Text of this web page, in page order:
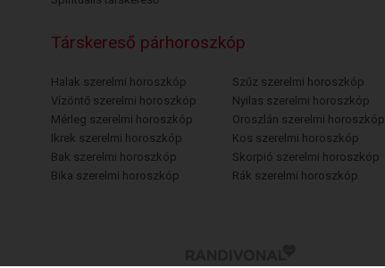
Társkereső párhoroszkóp
Halak szerelmi horoszkóp
Vízöntő szerelmi horoszkóp
Mérleg szerelmi horoszkóp
Ikrek szerelmi horoszkóp
Bak szerelmi horoszkóp
Bika szerelmi horoszkóp
Szűz szerelmi horoszkóp
Nyilas szerelmi horoszkóp
Oroszlán szerelmi horoszkóp
Kos szerelmi horoszkóp
Skorpió szerelmi horoszkóp
Rák szerelmi horoszkóp